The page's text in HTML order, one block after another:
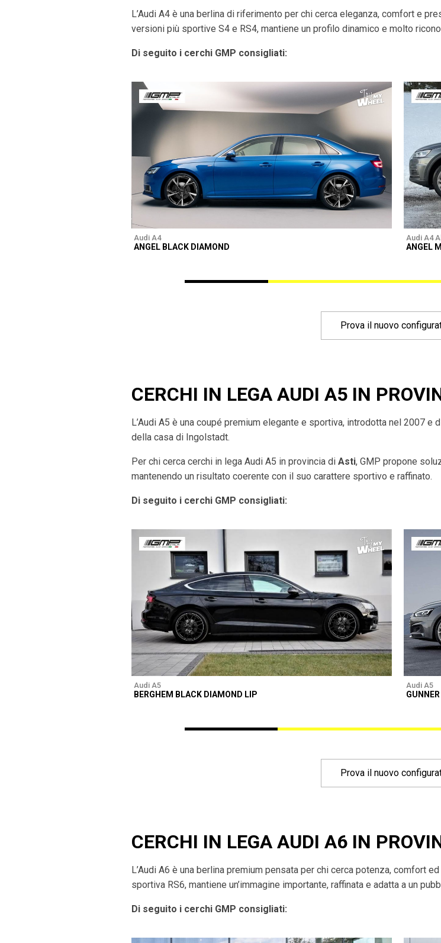
L’Audi A4 è una berlina di riferimento per chi cerca eleganza, comfort e
versioni più sportive S4 e RS4, mantiene un profilo dinamico e molto
Di seguito i cerchi GMP consigliati:
Audi A4
ANGEL BLACK DIAMOND
Audi A4
ANGEL
Prova il nuovo
CERCHI IN LEGA AUDI A5 IN
L’Audi A5 è una coupé premium elegante e sportiva, introdotta nel 2007
della casa di Ingolstadt.
Per chi cerca cerchi in lega Audi A5 in provincia di Asti, GMP propone
mantenendo un risultato coerente con il suo carattere sportivo e raffinato.
Di seguito i cerchi GMP consigliati:
Audi A5
BERGHEM BLACK DIAMOND LIP
Audi A5
Prova il nuovo
CERCHI IN LEGA AUDI A6 IN
L’Audi A6 è una berlina premium pensata per chi cerca potenza, comfort
sportiva RS6, mantiene un’immagine importante, raffinata e adatta a un
Di seguito i cerchi GMP consigliati: